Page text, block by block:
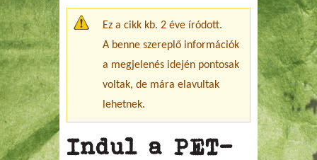
Figyelmeztető üzenet
Ez a cikk kb. 2 éve íródott.
A benne szereplő információk
a megjelenés idején pontosak
voltak, de mára elavultak
lehetnek.
Indul a PET-